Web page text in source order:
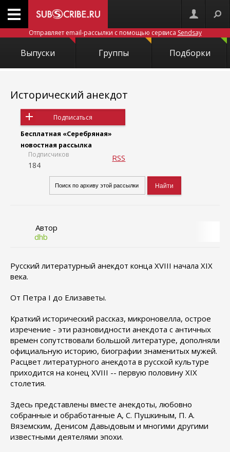
Отправляет email-рассылки с помощью сервиса Sendsay
Выпуски Группы Подборки
Исторический анекдот
Подписаться
Бесплатная «Серебряная»
новостная рассылка
Подписчиков
184
RSS
Автор
dhb
Русский литературный анекдот конца XVIII начала XIX
века.
От Петра I до Елизаветы.
Краткий исторический рассказ, микроновелла, острое
изречение - эти разновидности анекдота с античных
времен сопутствовали большой литературе, дополняли
официальную историю, биографии знаменитых мужей.
Расцвет литературного анекдота в русской культуре
приходится на конец XVIII -- первую половину XIX
столетия.
Здесь представлены вместе анекдоты, любовно
собранные и обработанные А, С. Пушкиным, П. А.
Вяземским, Денисом Давыдовым и многими другими
известными деятелями эпохи.